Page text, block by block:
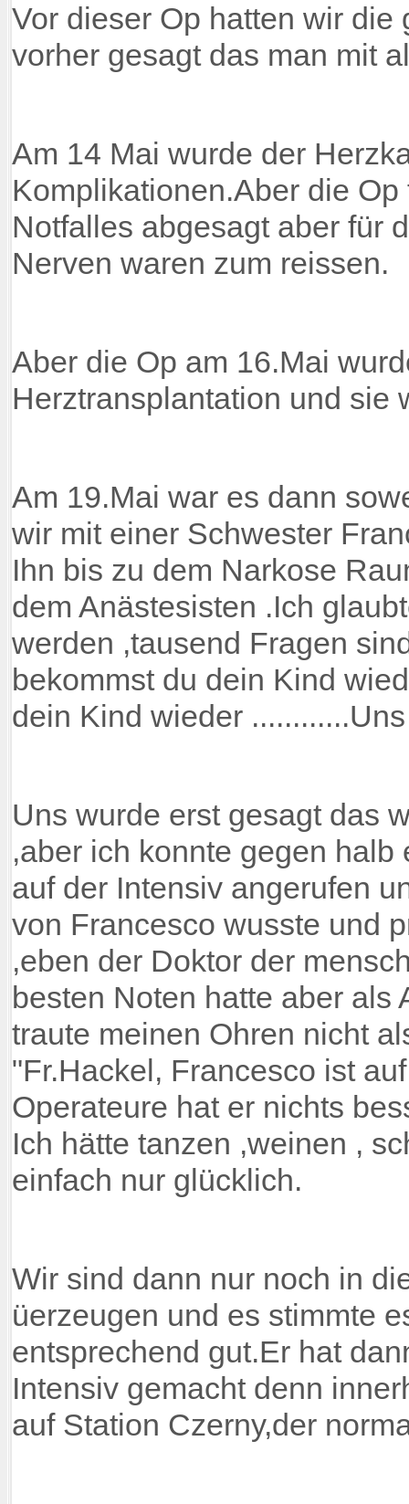
Vor dieser Op hatten wir
vorher gesagt das man mit
Am 14 Mai wurde der
Komplikationen.Aber die
Notfalles abgesagt aber für
Nerven waren zum reissen.
Aber die Op am 16.Mai
Herztransplantation und sie
Am 19.Mai war es dann
wir mit einer Schwester
Ihn bis zu dem Narkose
dem Anästesisten .Ich
werden ,tausend Fragen
bekommst du dein Kind
dein Kind wieder
Uns wurde erst gesagt das
,aber ich konnte gegen
auf der Intensiv angerufen
von Francesco wusste und
,eben der Doktor der
besten Noten hatte aber als
traute meinen Ohren nicht
"Fr.Hackel, Francesco ist
Operateure hat er nichts
Ich hätte tanzen ,weinen ,
einfach nur glücklich.
Wir sind dann nur noch in
üerzeugen und es stimmte
entsprechend gut.Er hat
Intensiv gemacht denn
auf Station Czerny,der